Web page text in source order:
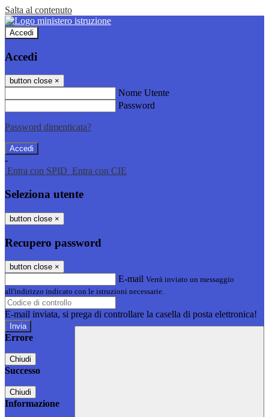
Salta al contenuto
Accedi
Accedi
button close ×
Nome Utente
Password
Password dimenticata?
-
Entra con SPID Entra con CIE
Seleziona utente
button close ×
Recupero password
button close ×
E-mail Verrà inviato un messaggio
all'indirizzo indicato con le istruzioni necessarie.
E-mail inviata, si prega di controllare la casella di posta elettronica!
Errore
Chiudi
Successo
Chiudi
Informazione